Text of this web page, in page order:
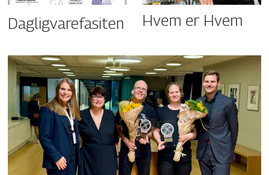
Dagligvarefasiten Hvem er Hvem